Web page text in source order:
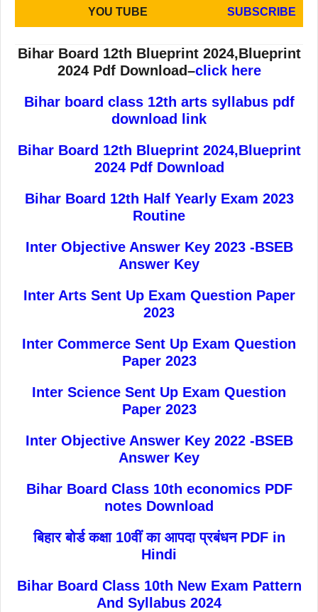
YOU TUBE SUBSCRIBE
Bihar Board 12th Blueprint 2024,Blueprint
2024 Pdf Download–click here
Bihar board class 12th arts syllabus pdf
download link
Bihar Board 12th Blueprint 2024,Blueprint
2024 Pdf Download
Bihar Board 12th Half Yearly Exam 2023
Routine
Inter Objective Answer Key 2023 -BSEB
Answer Key
Inter Arts Sent Up Exam Question Paper
2023
Inter Commerce Sent Up Exam Question
Paper 2023
Inter Science Sent Up Exam Question
Paper 2023
Inter Objective Answer Key 2022 -BSEB
Answer Key
Bihar Board Class 10th economics PDF
notes Download
बिहार बोर्ड कक्षा 10वीं का आपदा प्रबंधन PDF in
Hindi
Bihar Board Class 10th New Exam Pattern
And Syllabus 2024